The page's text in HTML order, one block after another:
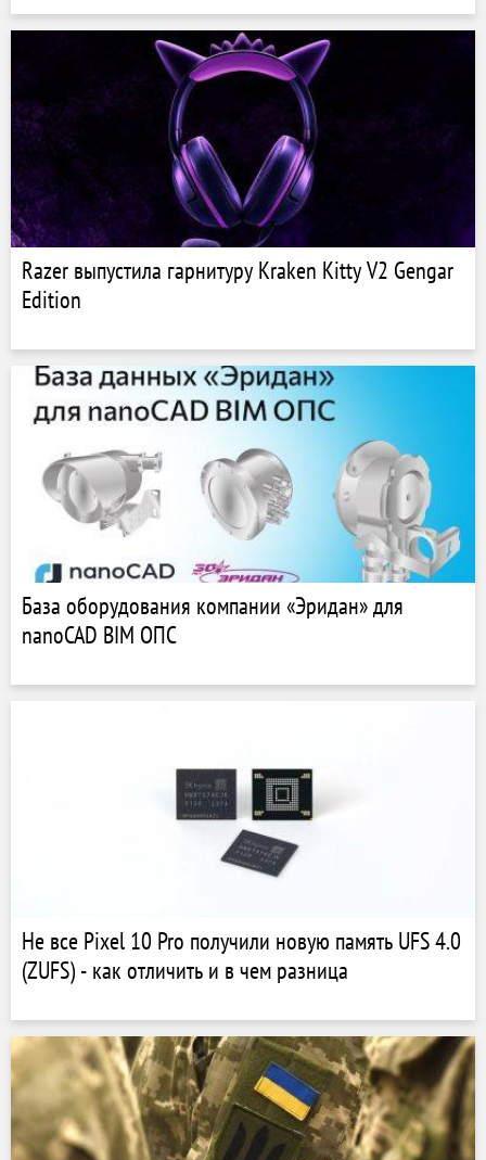
Razer выпустила гарнитуру Kraken Kitty V2 Gengar
Edition
База оборудования компании «Эридан» для
nanoCAD BIM ОПС
Не все Pixel 10 Pro получили новую память UFS 4.0
(ZUFS) - как отличить и в чем разница